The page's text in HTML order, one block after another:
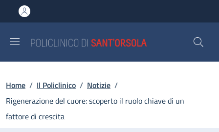
al contenuto principale
to footer content
Briciole di pane
Home / Il Policlinico / Notizie /
Rigenerazione del cuore: scoperto il ruolo chiave di un
fattore di crescita